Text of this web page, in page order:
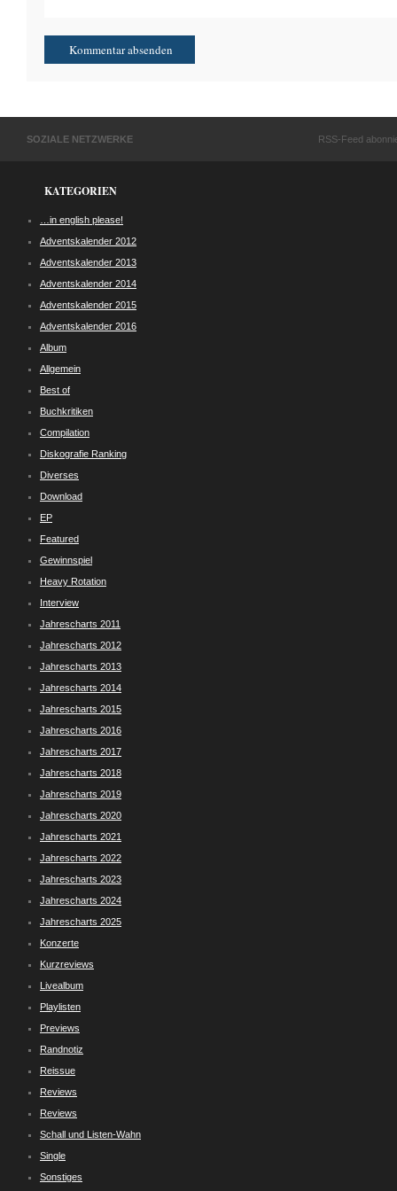
SOZIALE NETZWERKE RSS-Feed
KATEGORIEN
…in english please!
Adventskalender 2012
Adventskalender 2013
Adventskalender 2014
Adventskalender 2015
Adventskalender 2016
Album
Allgemein
Best of
Buchkritiken
Compilation
Diskografie Ranking
Diverses
Download
EP
Featured
Gewinnspiel
Heavy Rotation
Interview
Jahrescharts 2011
Jahrescharts 2012
Jahrescharts 2013
Jahrescharts 2014
Jahrescharts 2015
Jahrescharts 2016
Jahrescharts 2017
Jahrescharts 2018
Jahrescharts 2019
Jahrescharts 2020
Jahrescharts 2021
Jahrescharts 2022
Jahrescharts 2023
Jahrescharts 2024
Jahrescharts 2025
Konzerte
Kurzreviews
Livealbum
Playlisten
Previews
Randnotiz
Reissue
Reviews
Reviews
Schall und Listen-Wahn
Single
Sonstiges